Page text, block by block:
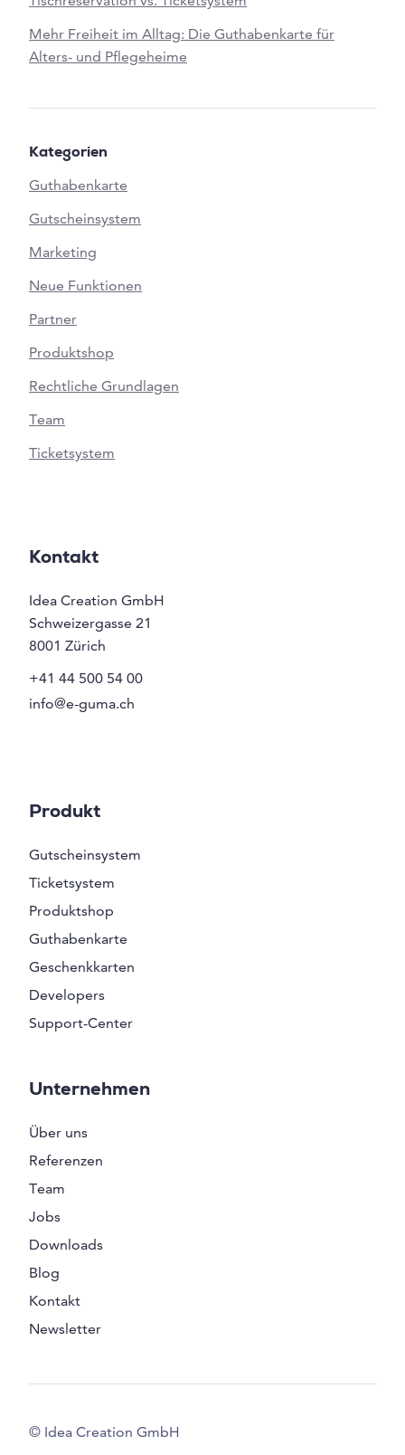
Mehr Freiheit im Alltag: Die Guthabenkarte für
Alters- und Pflegeheime
Kategorien
Guthabenkarte
Gutscheinsystem
Marketing
Neue Funktionen
Partner
Produktshop
Rechtliche Grundlagen
Team
Ticketsystem
Kontakt
Idea Creation GmbH
Schweizergasse 21
8001 Zürich
+41 44 500 54 00
info@e-guma.ch
Produkt
Gutscheinsystem
Ticketsystem
Produktshop
Guthabenkarte
Geschenkkarten
Developers
Support-Center
Unternehmen
Über uns
Referenzen
Team
Jobs
Downloads
Blog
Kontakt
Newsletter
© Idea Creation GmbH